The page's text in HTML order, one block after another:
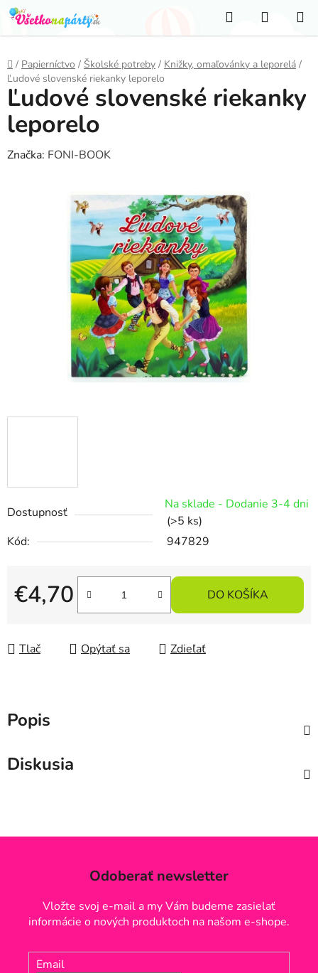
Prejsť
na
obsah
Hľadať
KOŠÍK
Domov
/ Papierníctvo / Školské potreby / Knižky, omaľovánky a leporelá /
Ľudové slovenské riekanky leporelo
Dostupnosť
Na sklade - Dodanie 3-4 dni
(>5 ks)
Kód:
947829
€4,70
Jednotková cena:
DO KOŠÍKA
Tlač Opýtať sa Zdieľať
Ľudové slovenské riekanky
leporelo
Značka: FONI-BOOK
Popis
Diskusia
Odoberať newsletter
Vložte svoj e-mail a my Vám budeme zasielať
informácie o nových produktoch na našom e-shope.
Email